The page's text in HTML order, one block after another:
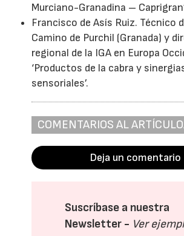
Murciano-Granadina –
Francisco de Asís Ruiz. Técnico
Camino de Purchil (Granada) y
regional de la IGA en Europa
‘Productos de la cabra y
sensoriales’.
COMENTARIOS AL
Deja un comentario
Suscríbase a nuestra
Newsletter - Ver